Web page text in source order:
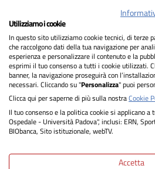
Pec: protocollo.aopd@pecveneto.it
SEGUICI SU
Privacy
Dichiarazione di Accessibilità
Utilizziamo i cookie
In questo sito utilizziamo cookie tecnici, di terze
che raccolgono dati della tua navigazione per
esperienza e personalizzare il contenuto e la
esprimi il tuo consenso a tutti i cookie utilizzati.
banner, la navigazione proseguirà con
necessari. Cliccando su "Personalizza" puoi
Clicca qui per saperne di più sulla nostraCookie
Il tuo consenso e la politica cookie si applicano
Ospedale - Università Padova", inclusi: ERN,
BIObanca, Sito istituzionale, webTV.
Accetta